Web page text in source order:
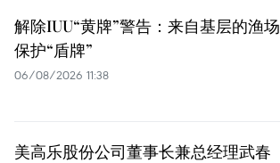
解除IUU“黄牌”警告：来自基层的渔场
保护“盾牌”
06/08/2026 11:38
美高乐股份公司董事长兼总经理武春